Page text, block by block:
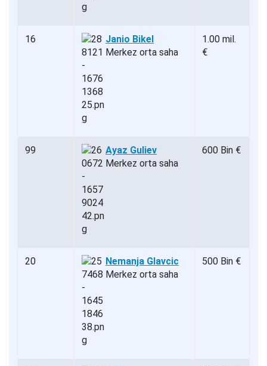
16
Janio Bikel
Merkez orta saha
1.00 mil.
€
99
Ayaz Guliev
Merkez orta saha
600 Bin €
20
Nemanja Glavcic
Merkez orta saha
500 Bin €